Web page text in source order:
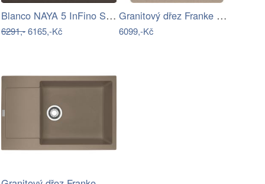
Blanco NAYA 5 InFino Silgranit kávová
6291,-6165,-Kč
Granitový dřez Franke MRG 610-37 RTL…
6099,-Kč